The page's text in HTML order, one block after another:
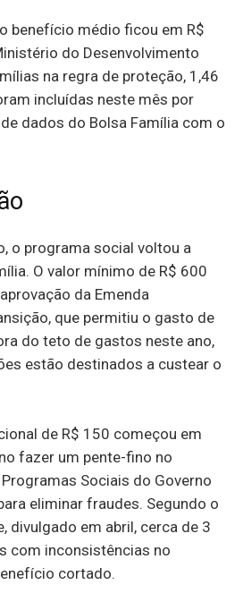
benefício médio ficou em R$
do Desenvolvimento
na regra de proteção, 1,46
incluídas neste mês por
dados do Bolsa Família com o
o programa social voltou a
O valor mínimo de R$ 600
da Emenda
que permitiu o gasto de
do teto de gastos neste ano,
estão destinados a custear o
de R$ 150 começou em
fazer um pente-fino no
Sociais do Governo
eliminar fraudes. Segundo o
divulgado em abril, cerca de 3
com inconsistências no
cortado.